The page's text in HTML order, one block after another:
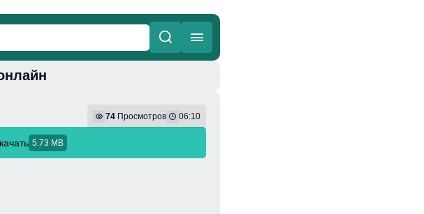
74 Просмотров 06:10
5.73 MB